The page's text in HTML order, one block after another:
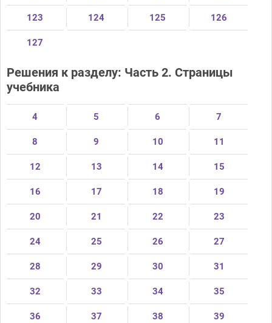
123 124 125 126
127
Решения к разделу: Часть 2. Страницы
учебника
4 5 6 7
8 9 10 11
12 13 14 15
16 17 18 19
20 21 22 23
24 25 26 27
28 29 30 31
32 33 34 35
36 37 38 39